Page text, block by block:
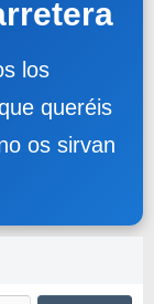
los
queréis
os sirvan